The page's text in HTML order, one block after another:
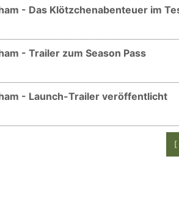
- Das Klötzchenabenteuer im
- Trailer zum Season Pass
- Launch-Trailer veröffentlicht
[